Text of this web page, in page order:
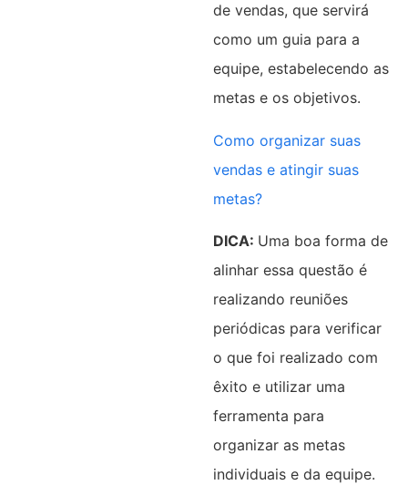
de vendas, que servirá
como um guia para a
equipe, estabelecendo as
metas e os objetivos.
Como organizar suas
vendas e atingir suas
metas?
DICA: Uma boa forma de
alinhar essa questão é
realizando reuniões
periódicas para verificar
o que foi realizado com
êxito e utilizar uma
ferramenta para
organizar as metas
individuais e da equipe.